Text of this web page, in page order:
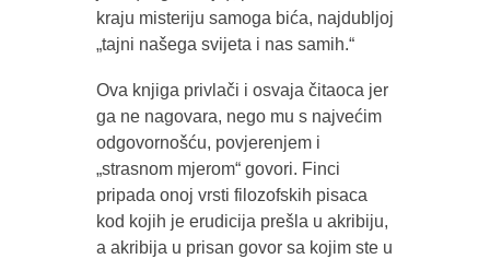
kraju misteriju samoga bića, najdubljoj
„tajni našega svijeta i nas samih.“
Ova knjiga privlači i osvaja čitaoca jer
ga ne nagovara, nego mu s najvećim
odgovornošću, povjerenjem i
„strasnom mjerom“ govori. Finci
pripada onoj vrsti filozofskih pisaca
kod kojih je erudicija prešla u akribiju,
a akribija u prisan govor sa kojim ste u